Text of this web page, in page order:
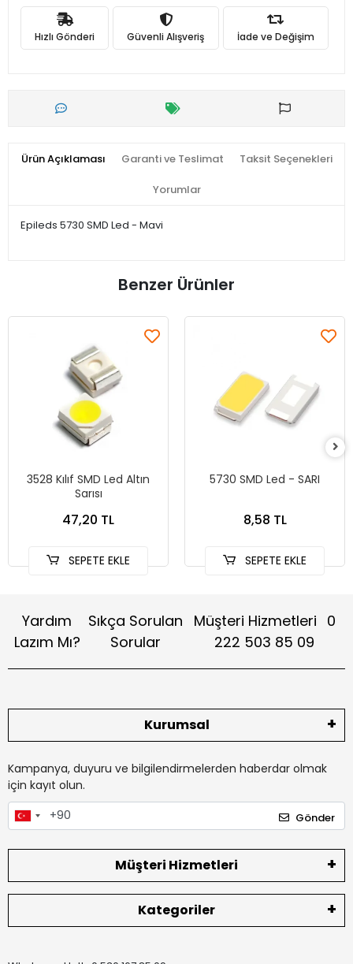
Hızlı Gönderi Güvenli Alışveriş İade ve Değişim
Ürün Açıklaması Garanti ve Teslimat Taksit Seçenekleri
Yorumlar
Epileds 5730 SMD Led - Mavi
Benzer Ürünler
3528 Kılıf SMD Led Altın
Sarısı
47,20 TL
SEPETE EKLE
5730 SMD Led - SARI
8,58 TL
SEPETE EKLE
Yardım
Lazım Mı?
Sıkça Sorulan
Sorular
Müşteri Hizmetleri 0
222 503 85 09
Kurumsal
Kampanya, duyuru ve bilgilendirmelerden haberdar olmak
için kayıt olun.
Gönder
Müşteri Hizmetleri
Kategoriler